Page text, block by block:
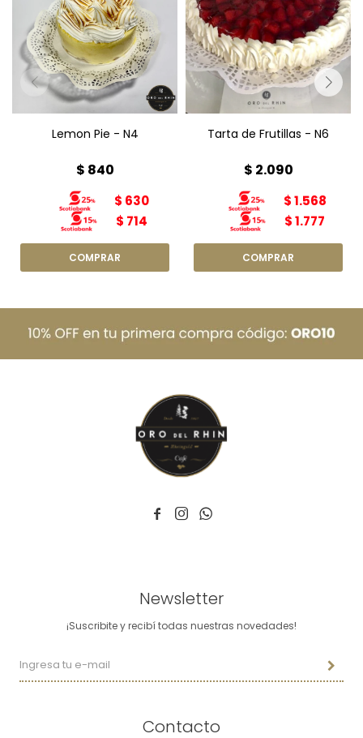
Lemon Pie N4
Diámetro: 17cm
Peso: 800g
Lemon Pie - N4
$ 840
$ 630
$ 714
Tarta de Frutillas N6
Diámetro: 22cm
Peso: 1,8kg
Tarta de Frutillas - N6
$ 2.090
$1.568
$1.777
  
Contacto
Newsletter
¡Suscribite y recibí todas nuestras novedades!